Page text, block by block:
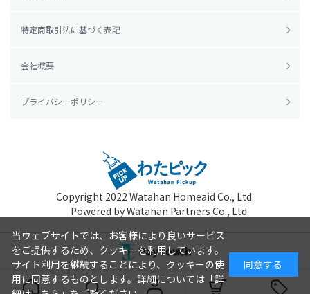
特定商取引法に基づく表記
会社概要
プライバシーポリシー
Copyright 2022 Watahan Homeaid Co., Ltd.
Powered by Watahan Partners Co., Ltd.
当ウェブサイトでは、お客様により良いサービス
をご提供するため、クッキーを利用しています。
サイト利用を継続することにより、クッキーの使
用に同意するものとします。詳細については「詳
同意する